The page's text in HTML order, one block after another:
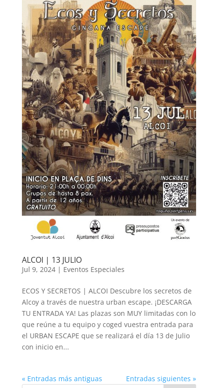
ALCOI | 13 JULIO
Jul 9, 2024| Eventos Especiales
ECOS Y SECRETOS | ALCOI Descubre los secretos de
Alcoy a través de nuestra urban escape. ¡DESCARGA
TU ENTRADA YA! Las plazas son MUY limitadas con lo
que reúne a tu equipo y coged vuestra entrada para
el URBAN ESCAPE que se realizará el día 13 de Julio
con inicio en...
« Entradas más antiguas Entradas siguientes »